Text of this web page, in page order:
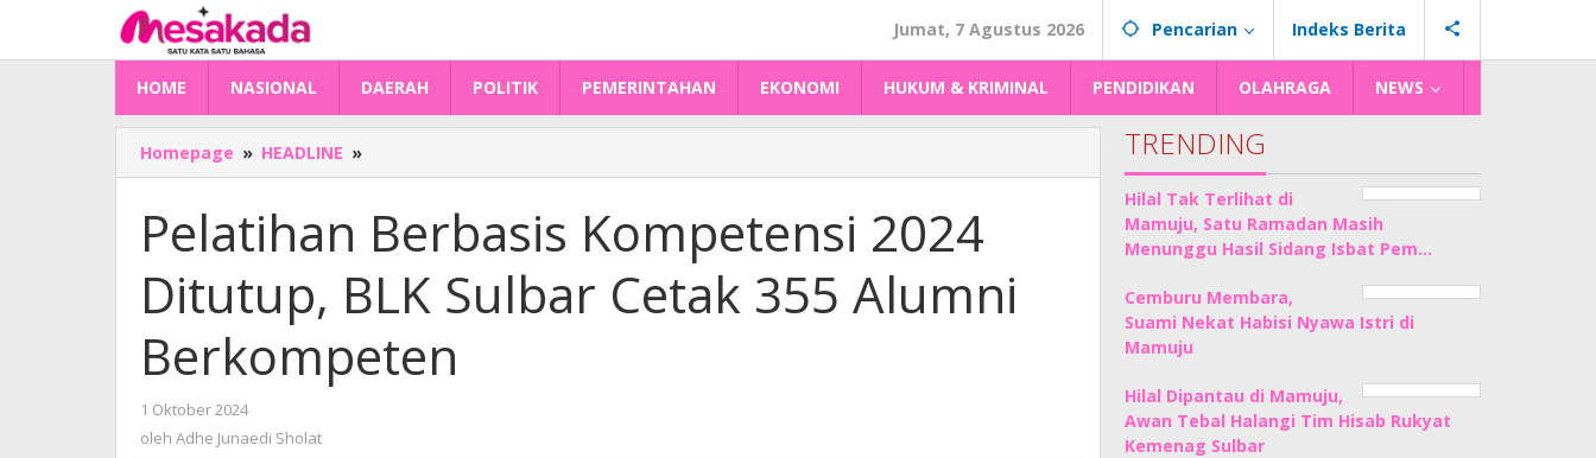
konten
Jumat, 7 Agustus 2026 Pencarian Indeks Berita
HOME NASIONAL DAERAH POLITIK PEMERINTAHAN EKONOMI HUKUM & KRIMINAL PENDIDIKAN OLAHRAGA NEWS
Homepage » HEADLINE »
Berbasis
2024
Ditutup,
BLK
Sulbar
355
Alumni
Pelatihan Berbasis Kompetensi 2024
Ditutup, BLK Sulbar Cetak 355 Alumni
Berkompeten
1 Oktober 2024
Adhe
oleh Adhe Junaedi Sholat
TRENDING
Hilal Tak Terlihat di
Mamuju, Satu Ramadan Masih
Menunggu Hasil Sidang Isbat Pem…
Cemburu Membara,
Suami Nekat Habisi Nyawa Istri di
Mamuju
Hilal Dipantau di Mamuju,
Awan Tebal Halangi Tim Hisab Rukyat
Kemenag Sulbar